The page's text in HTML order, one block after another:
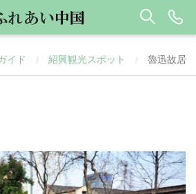
イド / 紹興観光スポット / 魯迅故居